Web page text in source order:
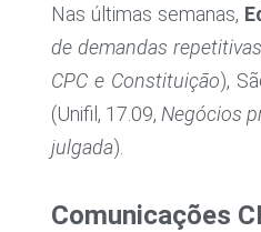
Nas últimas semanas,
de demandas repetitivas
CPC e Constituição),
(Unifil, 17.09, Negócios
julgada).
Comunicações